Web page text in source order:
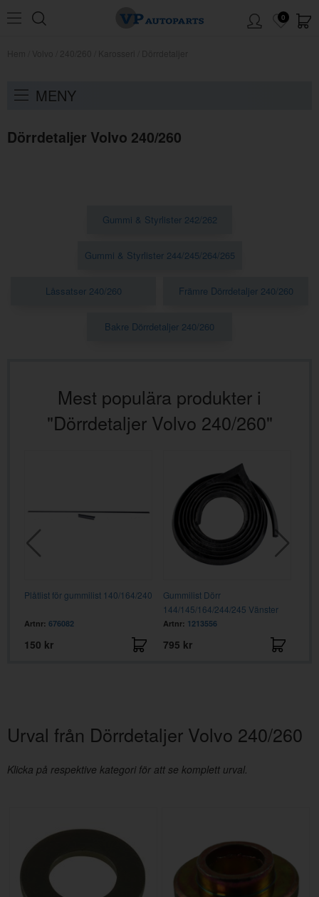
0
MENY
Dörrdetaljer Volvo 240/260
Gummi & Styrlister 242/262
Gummi & Styrlister 244/245/264/265
Låssatser 240/260 Främre Dörrdetaljer 240/260
Bakre Dörrdetaljer 240/260
Mest populära produkter i
"Dörrdetaljer Volvo 240/260"
Plåtlist för gummilist 140/164/240
Artnr: 676082
150 kr
Gummilist Dörr
144/145/164/244/245 Vänster
Fram
Artnr: 1213556
795 kr
Urval från Dörrdetaljer Volvo 240/260
Klicka på respektive kategori för att se komplett urval.